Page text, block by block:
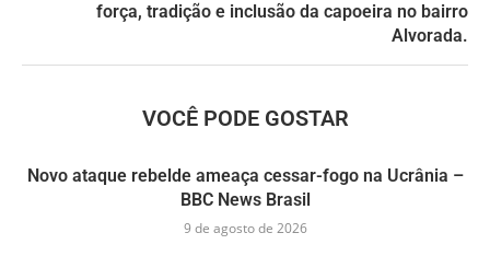
força, tradição e inclusão da capoeira no bairro
Alvorada.
VOCÊ PODE GOSTAR
Novo ataque rebelde ameaça cessar-fogo na Ucrânia –
BBC News Brasil
9 de agosto de 2026